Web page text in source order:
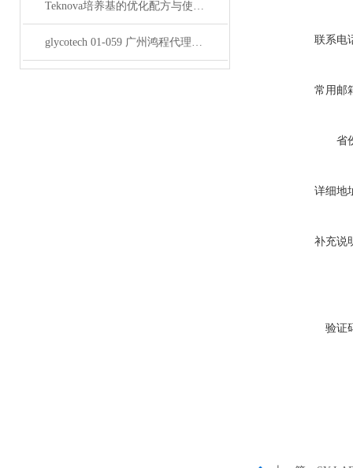
Teknova培养基的优化配方与使用技巧
glycotech 01-059 广州鸿程代理：开启糖生物学研究新征程 联系电
常用邮
省
详细地
补充说
验证